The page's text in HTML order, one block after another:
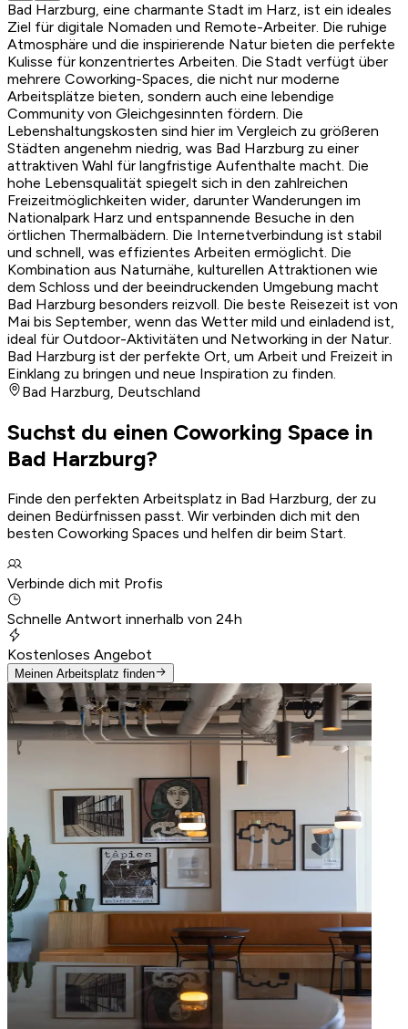
Bad Harzburg, eine charmante Stadt im Harz, ist ein ideales
Ziel für digitale Nomaden und Remote-Arbeiter. Die ruhige
Atmosphäre und die inspirierende Natur bieten die perfekte
Kulisse für konzentriertes Arbeiten. Die Stadt verfügt über
mehrere Coworking-Spaces, die nicht nur moderne
Arbeitsplätze bieten, sondern auch eine lebendige
Community von Gleichgesinnten fördern. Die
Lebenshaltungskosten sind hier im Vergleich zu größeren
Städten angenehm niedrig, was Bad Harzburg zu einer
attraktiven Wahl für langfristige Aufenthalte macht. Die
hohe Lebensqualität spiegelt sich in den zahlreichen
Freizeitmöglichkeiten wider, darunter Wanderungen im
Nationalpark Harz und entspannende Besuche in den
örtlichen Thermalbädern. Die Internetverbindung ist stabil
und schnell, was effizientes Arbeiten ermöglicht. Die
Kombination aus Naturnähe, kulturellen Attraktionen wie
dem Schloss und der beeindruckenden Umgebung macht
Bad Harzburg besonders reizvoll. Die beste Reisezeit ist von
Mai bis September, wenn das Wetter mild und einladend ist,
ideal für Outdoor-Aktivitäten und Networking in der Natur.
Bad Harzburg ist der perfekte Ort, um Arbeit und Freizeit in
Einklang zu bringen und neue Inspiration zu finden.
Bad Harzburg, Deutschland
Suchst du einen Coworking Space in
Bad Harzburg?
Finde den perfekten Arbeitsplatz in Bad Harzburg, der zu
deinen Bedürfnissen passt. Wir verbinden dich mit den
besten Coworking Spaces und helfen dir beim Start.
Verbinde dich mit Profis
Schnelle Antwort innerhalb von 24h
Kostenloses Angebot
Meinen Arbeitsplatz finden